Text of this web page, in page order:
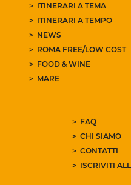
ITINERARI A TEMA
ITINERARI A TEMPO
NEWS
ROMA FREE/LOW COST
FOOD & WINE
MARE
FAQ
CHI SIAMO
CONTATTI
ISCRIVITI